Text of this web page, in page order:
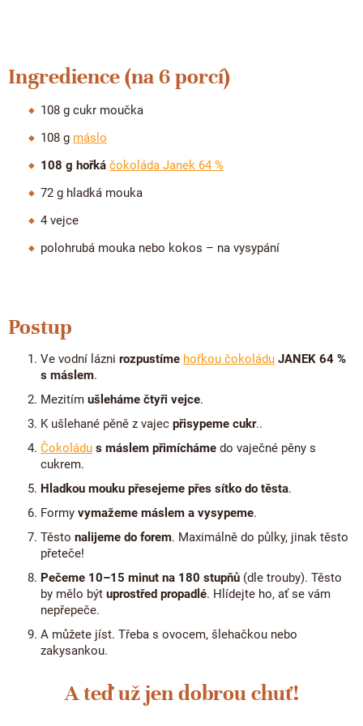
Ingredience (na 6 porcí)
108 g cukr moučka
108 g máslo
108 g hořká čokoláda Janek 64 %
72 g hladká mouka
4 vejce
polohrubá mouka nebo kokos – na vysypání
Postup
Ve vodní lázni rozpustíme hořkou čokoládu JANEK 64 %
s máslem.
Mezitím ušleháme čtyři vejce.
K ušlehané pěně z vajec přisypeme cukr..
Čokoládu s máslem přimícháme do vaječné pěny s
cukrem.
Hladkou mouku přesejeme přes sítko do těsta.
Formy vymažeme máslem a vysypeme.
Těsto nalijeme do forem. Maximálně do půlky, jinak těsto
přeteče!
Pečeme 10–15 minut na 180 stupňů (dle trouby). Těsto
by mělo být uprostřed propadlé. Hlídejte ho, ať se vám
nepřepeče.
A můžete jíst. Třeba s ovocem, šlehačkou nebo
zakysankou.
A teď už jen dobrou chuť!